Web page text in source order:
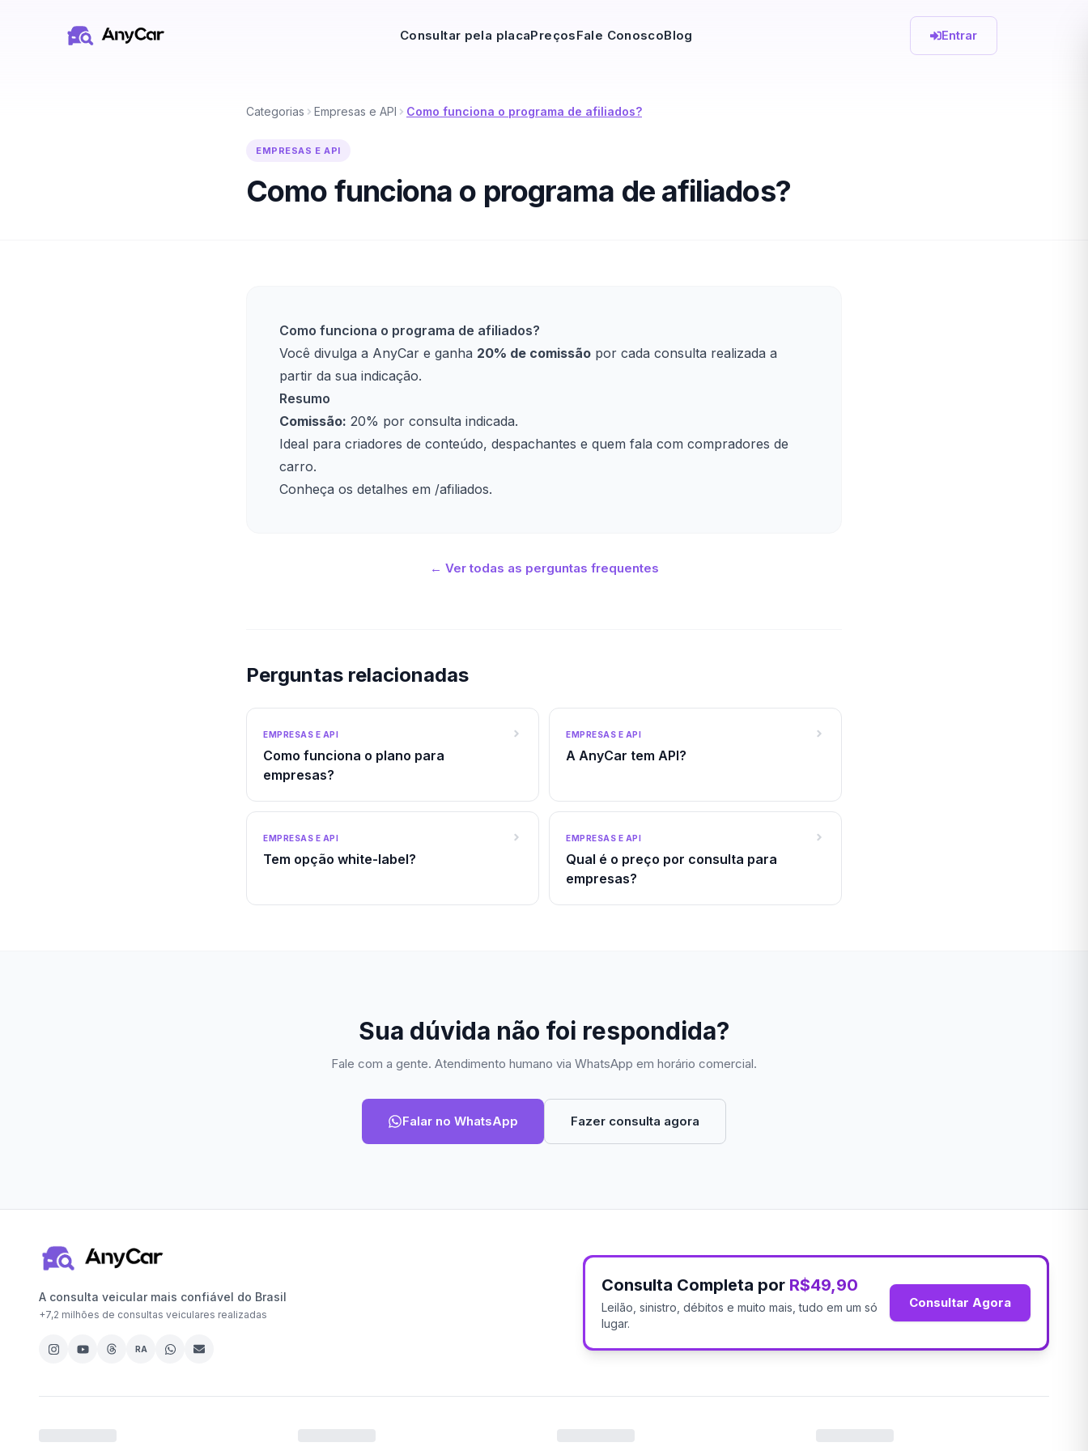
Consultar pela placaPreçosFale ConoscoBlog Entrar
Categorias Empresas e API Como funciona o programa de afiliados?
EMPRESAS E API
Como funciona o programa de afiliados?
Como funciona o programa de afiliados?
Você divulga a AnyCar e ganha 20% de comissão por cada consulta realizada a
partir da sua indicação.
Resumo
Comissão: 20% por consulta indicada.
Ideal para criadores de conteúdo, despachantes e quem fala com compradores de
carro.
Conheça os detalhes em /afiliados.
← Ver todas as perguntas frequentes
Perguntas relacionadas
EMPRESAS E API
Como funciona o plano para
empresas?
EMPRESAS E API
A AnyCar tem API?
EMPRESAS E API
Tem opção white-label?
EMPRESAS E API
Qual é o preço por consulta para
empresas?
Sua dúvida não foi respondida?
Fale com a gente. Atendimento humano via WhatsApp em horário comercial.
Falar no WhatsApp Fazer consulta agora
A consulta veicular mais confiável do Brasil
+7,2 milhões de consultas veiculares realizadas
RA
Consulta Completa por R$49,90
Leilão, sinistro, débitos e muito mais, tudo em um só
lugar.
Consultar Agora